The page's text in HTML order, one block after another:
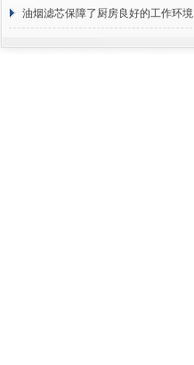
断
油烟滤芯保障了厨房良好的工作环境